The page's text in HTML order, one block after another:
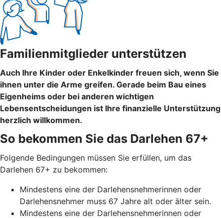
Familienmitglieder unterstützen
Auch Ihre Kinder oder Enkelkinder freuen sich, wenn Sie
ihnen unter die Arme greifen. Gerade beim Bau eines
Eigenheims oder bei anderen wichtigen
Lebensentscheidungen ist Ihre finanzielle Unterstützung
herzlich willkommen.
So bekommen Sie das Darlehen 67+
Folgende Bedingungen müssen Sie erfüllen, um das
Darlehen 67+ zu bekommen:
Mindestens eine der Darlehensnehmerinnen oder
Darlehensnehmer muss 67 Jahre alt oder älter sein.
Mindestens eine der Darlehensnehmerinnen oder